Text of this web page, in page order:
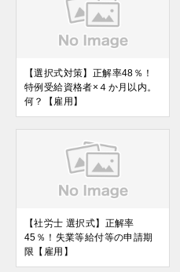
【選択式対策】正解率48％！
特例受給資格者×４か月以内。
何？【雇用】
【社労士 選択式】正解率
45％！失業等給付等の申請期
限【雇用】